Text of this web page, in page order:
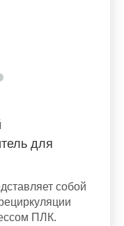
для
собой
ПЛК.